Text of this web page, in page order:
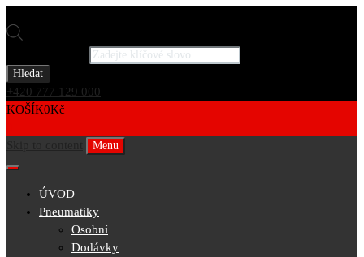
Hledat
+420 777 129 000
KOŠÍK0Kč
Menu
ÚVOD
Pneumatiky
Osobní
Dodávky